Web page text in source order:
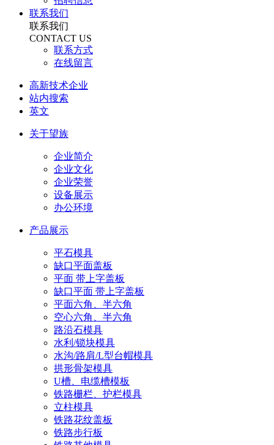
联系我们
联系我们
CONTACT US
联系方式
在线留言
高新技术企业
站内搜索
英文
关于望族
企业简介
企业文化
企业荣誉
设备展示
办公环境
产品展示
平石模具
缺口平面盖板
平面 带上字盖板
缺口平面 带上字盖板
平面六角、半六角
空心六角、半六角
路沿石模具
水利/锁块模具
水沟/路肩/L型台帽模具
拱形骨架模具
U槽、电缆槽模板
铁路栅栏、护栏模具
立柱模具
铁路花纹盖板
铁路步行板